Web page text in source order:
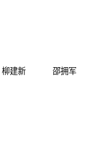
柳建新 邵拥军